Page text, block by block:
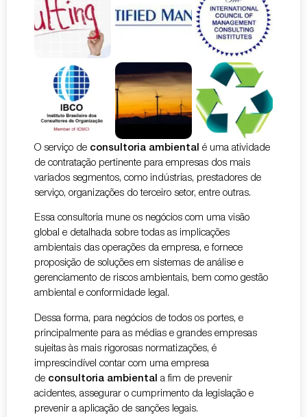
O serviço de consultoria ambiental é uma atividade
de contratação pertinente para empresas dos mais
variados segmentos, como indústrias, prestadores de
serviço, organizações do terceiro setor, entre outras.
Essa consultoria mune os negócios com uma visão
global e detalhada sobre todas as implicações
ambientais das operações da empresa, e fornece
proposição de soluções em sistemas de análise e
gerenciamento de riscos ambientais, bem como gestão
ambiental e conformidade legal.
Dessa forma, para negócios de todos os portes, e
principalmente para as médias e grandes empresas
sujeitas às mais rigorosas normatizações, é
imprescindível contar com uma empresa
de consultoria ambiental a fim de prevenir
acidentes, assegurar o cumprimento da legislação e
prevenir a aplicação de sanções legais.